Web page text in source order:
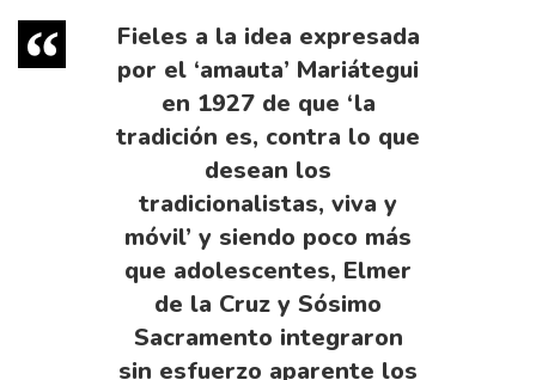
Fieles a la idea expresada
por el ‘amauta’ Mariátegui
en 1927 de que ‘la
tradición es, contra lo que
desean los
tradicionalistas, viva y
móvil’ y siendo poco más
que adolescentes, Elmer
de la Cruz y Sósimo
Sacramento integraron
sin esfuerzo aparente los